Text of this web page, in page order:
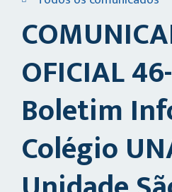
OFICIAL
Boletim
Colégio